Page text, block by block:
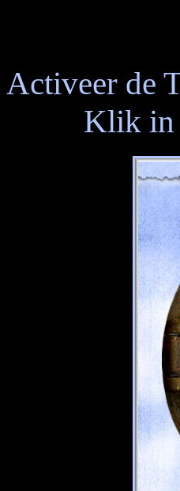
Activeer de
Klik in